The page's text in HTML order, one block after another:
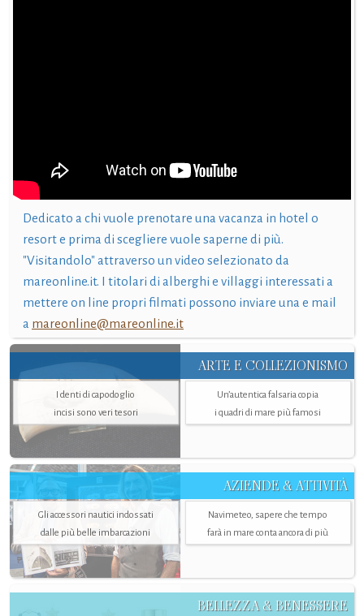
Dedicato a chi vuole prenotare una vacanza in hotel o
resort e prima di scegliere vuole saperne di più.
"Visitandolo" attraverso un video selezionato da
mareonline.it. I titolari di alberghi e villaggi interessati a
mettere on line propri filmati possono inviare una e mail
a mareonline@mareonline.it
ARTE E COLLEZIONISMO
I denti di capodoglio
incisi sono veri tesori
Un’autentica falsaria copia
i quadri di mare più famosi
AZIENDE & ATTIVITÀ
Gli accessori nautici indossati
dalle più belle imbarcazioni
Navimeteo, sapere che tempo
farà in mare conta ancora di più
BELLEZZA & BENESSERE